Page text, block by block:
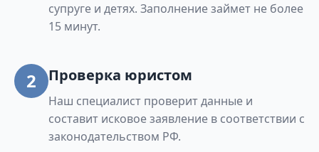
супруге и детях. Заполнение займет не более
15 минут.
2 Проверка юристом
Наш специалист проверит данные и
составит исковое заявление в соответствии с
законодательством РФ.